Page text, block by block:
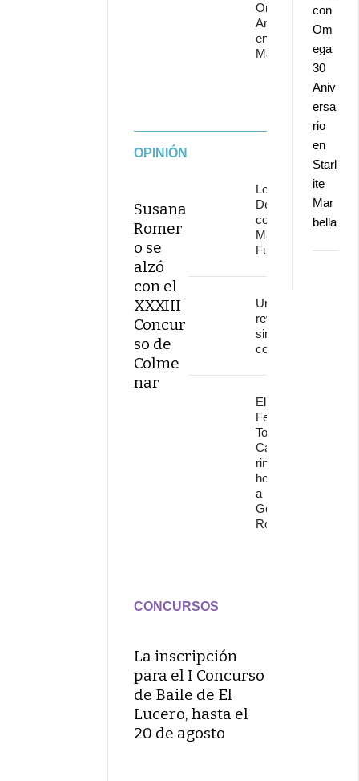
Omega 30
Aniversario
en Starlite
Marbella
OPINIÓN
Susana
Romer
o se
alzó
con el
XXXIII
Concur
so de
Colme
nar
Los
Delinqüentes
conquistan
Marenostrum
Fuengirola
Una
revolución
sin
continuidad
El
Festival
Torre del
Cante
rinde
homenaje
a
Gonzalo
Rojo
CONCURSOS
La inscripción
para el I Concurso
de Baile de El
Lucero, hasta el
20 de agosto
con
Om
ega
30
Aniv
ersa
rio
en
Starl
ite
Mar
bella